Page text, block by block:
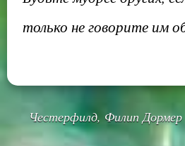
только не говорите им
Честерфилд, Филип